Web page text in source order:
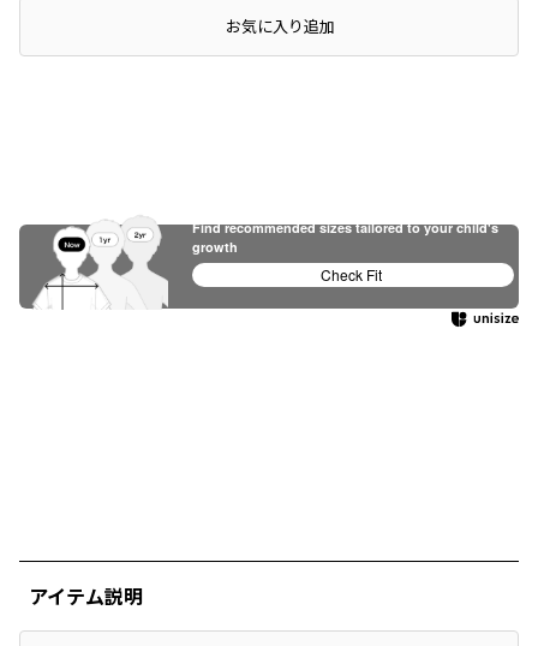
お気に入り追加
アイテム説明
Find recommended sizes tailored to your child's
growth
Check Fit